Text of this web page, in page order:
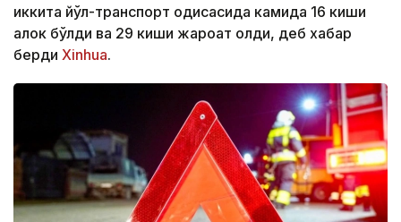
иккита йўл-транспорт ҳодисасида камида 16 киши
ҳалок бўлди ва 29 киши жароҳат олди, деб хабар
берди Xinhua.